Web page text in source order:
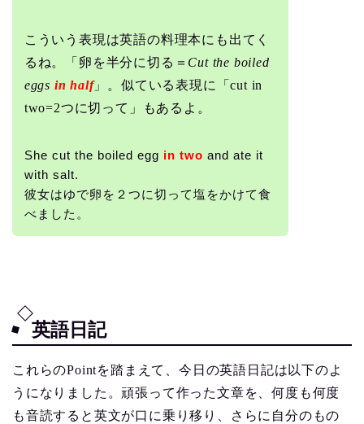
こういう表現は英語の料理本にも出てく
るね。「卵を半分に切る＝ Cut the boiled
eggs in half」。似ている表現に「cut in
two=2つに切って」もあるよ。
She cut the boiled egg in two and ate it
with salt.
彼女はゆで卵を２つに切って塩をかけて食
べました。
英語日記
これらのPointを踏まえて、今日の英語日記は以下のよ
うになりました。頑張って作った文章を、何度も何度
も音読すると英文が口に乗り移り、さらに自分のもの